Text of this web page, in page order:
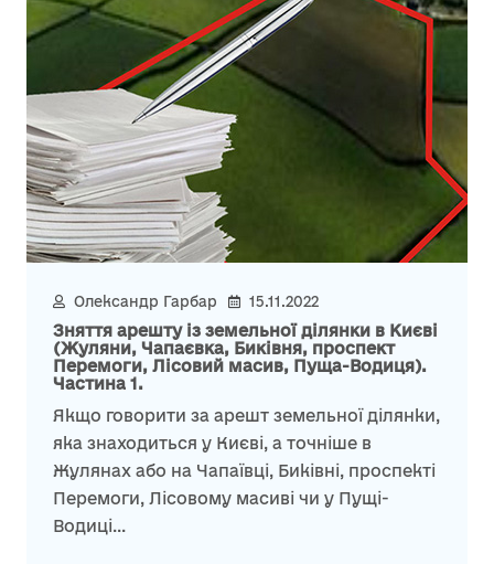
Олександр Гарбар 15.11.2022
Зняття арешту із земельної ділянки в Києві
(Жуляни, Чапаєвка, Биківня, проспект
Перемоги, Лісовий масив, Пуща-Водиця).
Частина 1.
Якщо говорити за арешт земельної ділянки,
яка знаходиться у Києві, а точніше в
Жулянах або на Чапаївці, Биківні, проспекті
Перемоги, Лісовому масиві чи у Пущі-
Водиці...